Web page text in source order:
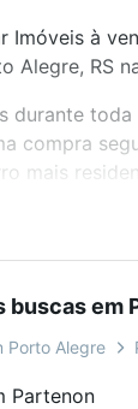
Imóveis à
Alegre, RS
durante
compra
mais
à
RS
grátis, sem
mais de 46
buscas em
Porto Alegre
Partenon